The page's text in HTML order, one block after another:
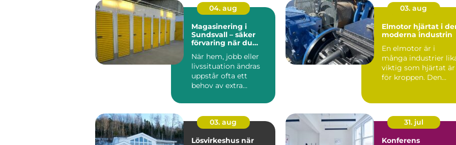
04. aug
Magasinering i
Sundsvall – säker
förvaring när du
När hem, jobb eller
livssituation ändras
uppstår ofta ett
behov av extra
03. aug
Elmotor hjärtat i den
moderna industrin
En elmotor är i
många industrier
viktig som hjärtat är
för kroppen. Den
03. aug
Lösvirkeshus när
31. jul
Konferens